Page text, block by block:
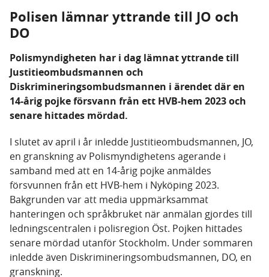
Polisen lämnar yttrande till JO och
DO
Polismyndigheten har i dag lämnat yttrande till
Justitieombudsmannen och
Diskrimineringsombudsmannen i ärendet där en
14-årig pojke försvann från ett HVB-hem 2023 och
senare hittades mördad.
I slutet av april i år inledde Justitieombudsmannen, JO,
en granskning av Polismyndighetens agerande i
samband med att en 14-årig pojke anmäldes
försvunnen från ett HVB-hem i Nyköping 2023.
Bakgrunden var att media uppmärksammat
hanteringen och språkbruket när anmälan gjordes till
ledningscentralen i polisregion Öst. Pojken hittades
senare mördad utanför Stockholm. Under sommaren
inledde även Diskrimineringsombudsmannen, DO, en
granskning.